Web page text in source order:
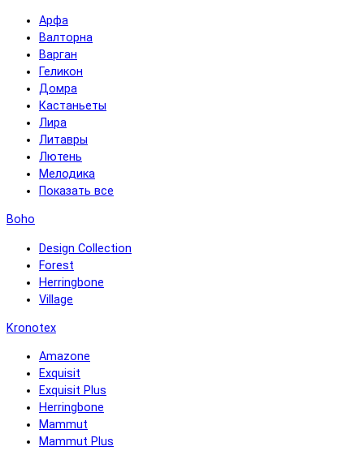
Арфа
Валторна
Варган
Геликон
Домра
Кастаньеты
Лира
Литавры
Лютень
Мелодика
Показать все
Boho
Design Collection
Forest
Herringbone
Village
Kronotex
Amazone
Exquisit
Exquisit Plus
Herringbone
Mammut
Mammut Plus